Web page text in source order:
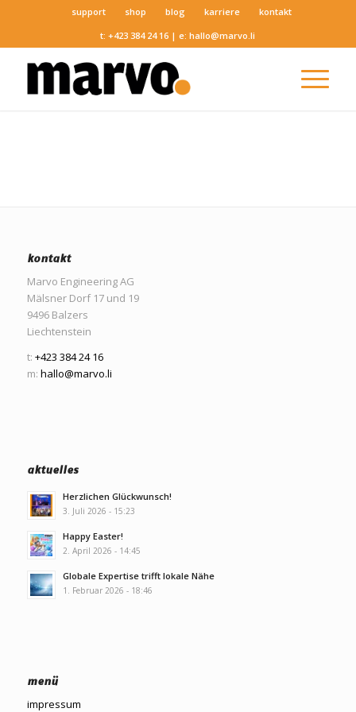
support shop blog karriere
kontakt
t:+423 384 24 16 | e:hallo@marvo.li
kontakt
Marvo Engineering AG
Mälsner Dorf 17 und 19
9496 Balzers
Liechtenstein
t: +423 384 24 16
m: hallo@marvo.li
aktuelles
Herzlichen Glückwunsch!
3. Juli 2026 - 15:23
Happy Easter!
2. April 2026 - 14:45
Globale Expertise trifft lokale Nähe
1. Februar 2026 - 18:46
menü
impressum